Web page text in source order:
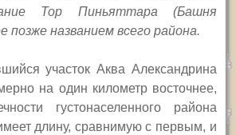
Тор Пиньяттара (Башня
позже названием всего района.
участок Аква Александрина
на один километр восточнее,
густонаселенного района
длину, сравнимую с первым, и